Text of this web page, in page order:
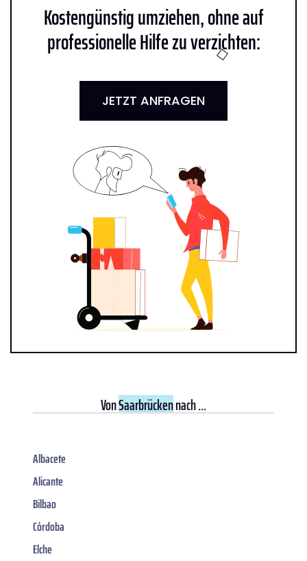
Kostengünstig umziehen, ohne auf
professionelle Hilfe zu verzichten:
JETZT ANFRAGEN
VonSaarbrückennach ...
Albacete
Alicante
Bilbao
Córdoba
Elche